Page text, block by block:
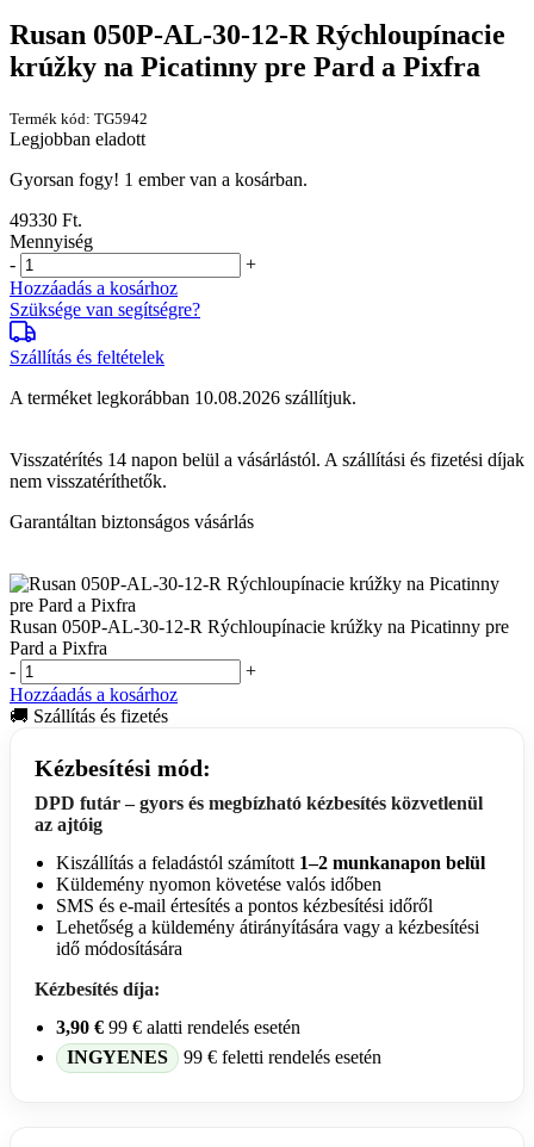
Rusan 050P-AL-30-12-R Rýchloupínacie
krúžky na Picatinny pre Pard a Pixfra
Termék kód: TG5942
Legjobban eladott
Gyorsan fogy! 1 ember van a kosárban.
49330 Ft.
Mennyiség
-
+
Hozzáadás a kosárhoz
Szüksége van segítségre?
Szállítás és feltételek
A terméket legkorábban 10.08.2026 szállítjuk.
Visszatérítés 14 napon belül a vásárlástól. A szállítási és fizetési díjak
nem visszatéríthetők.
Garantáltan biztonságos vásárlás
Rusan 050P-AL-30-12-R Rýchloupínacie krúžky na Picatinny pre
Pard a Pixfra
-
+
Hozzáadás a kosárhoz
🚚 Szállítás és fizetés
Kézbesítési mód:
DPD futár – gyors és megbízható kézbesítés közvetlenül
az ajtóig
Kiszállítás a feladástól számított 1–2 munkanapon belül
Küldemény nyomon követése valós időben
SMS és e-mail értesítés a pontos kézbesítési időről
Lehetőség a küldemény átirányítására vagy a kézbesítési
idő módosítására
Kézbesítés díja:
3,90 €99 € alatti rendelés esetén
INGYENES 99 € feletti rendelés esetén